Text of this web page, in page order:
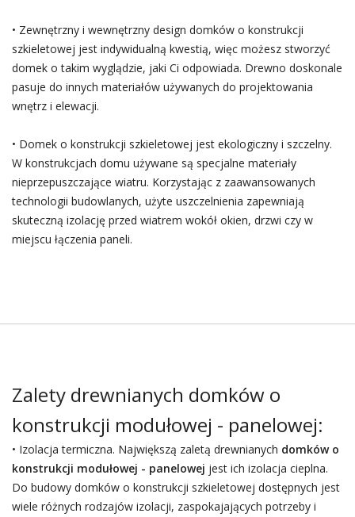
• Zewnętrzny i wewnętrzny design domków o konstrukcji
szkieletowej jest indywidualną kwestią, więc możesz stworzyć
domek o takim wyglądzie, jaki Ci odpowiada. Drewno doskonale
pasuje do innych materiałów używanych do projektowania
wnętrz i elewacji.
• Domek o konstrukcji szkieletowej jest ekologiczny i szczelny.
W konstrukcjach domu używane są specjalne materiały
nieprzepuszczające wiatru. Korzystając z zaawansowanych
technologii budowlanych, użyte uszczelnienia zapewniają
skuteczną izolację przed wiatrem wokół okien, drzwi czy w
miejscu łączenia paneli.
Zalety drewnianych domków o
konstrukcji modułowej - panelowej:
• Izolacja termiczna. Największą zaletą drewnianych domków o
konstrukcji modułowej - panelowej jest ich izolacja cieplna.
Do budowy domków o konstrukcji szkieletowej dostępnych jest
wiele różnych rodzajów izolacji, zaspokajających potrzeby i